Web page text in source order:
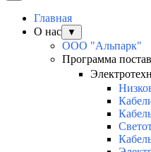
Главная
О нас
▼
ООО "Альпарк"
Программа